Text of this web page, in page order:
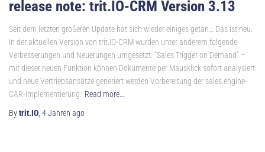
release note: trit.IO-CRM Version 3.13
Seit dem letzten größeren Update hat sich wieder einiges getan… Das ist neu.
In der aktuellen Version von trit.IO-CRM wurden unter anderem folgende
Verbesserungen und Neuerungen umgesetzt: “Sales Trigger on Demand” –
mit dieser neuen Funktion können Dokumente per Mausklick sofort analysiert
und neue Vertriebsansätze generiert werden Vorbereitung der sales.engine-
CAR-Implementierung: Read more…
Bytrit.IO 4 Jahren ago